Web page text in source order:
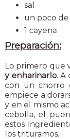
sal
un poco
1 cayena
Preparación:
Lo primero que
y enharinarlo. A
con un chorro
empiece a
y en el mismo
cebolla, el
estos
los trituramos.